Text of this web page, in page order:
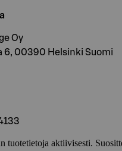
Oy
6, 00390 Helsinki Suomi
tuotetietoja aktiivisesti.